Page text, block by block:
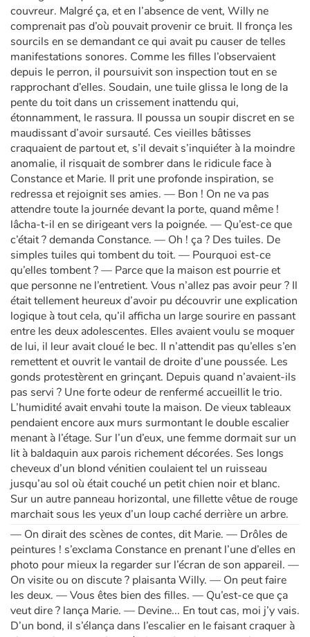
couvreur. Malgré ça, et en l’absence de vent, Willy ne
comprenait pas d’où pouvait provenir ce bruit. Il fronça les
sourcils en se demandant ce qui avait pu causer de telles
manifestations sonores. Comme les filles l’observaient
depuis le perron, il poursuivit son inspection tout en se
rapprochant d’elles. Soudain, une tuile glissa le long de la
pente du toit dans un crissement inattendu qui,
étonnamment, le rassura. Il poussa un soupir discret en se
maudissant d’avoir sursauté. Ces vieilles bâtisses
craquaient de partout et, s’il devait s’inquiéter à la moindre
anomalie, il risquait de sombrer dans le ridicule face à
Constance et Marie. Il prit une profonde inspiration, se
redressa et rejoignit ses amies. — Bon ! On ne va pas
attendre toute la journée devant la porte, quand même !
lâcha-t-il en se dirigeant vers la poignée. — Qu’est-ce que
c’était ? demanda Constance. — Oh ! ça ? Des tuiles. De
simples tuiles qui tombent du toit. — Pourquoi est-ce
qu’elles tombent ? — Parce que la maison est pourrie et
que personne ne l’entretient. Vous n’allez pas avoir peur ? Il
était tellement heureux d’avoir pu découvrir une explication
logique à tout cela, qu’il afficha un large sourire en passant
entre les deux adolescentes. Elles avaient voulu se moquer
de lui, il leur avait cloué le bec. Il n’attendit pas qu’elles s’en
remettent et ouvrit le vantail de droite d’une poussée. Les
gonds protestèrent en grinçant. Depuis quand n’avaient-ils
pas servi ? Une forte odeur de renfermé accueillit le trio.
L’humidité avait envahi toute la maison. De vieux tableaux
pendaient encore aux murs surmontant le double escalier
menant à l’étage. Sur l’un d’eux, une femme dormait sur un
lit à baldaquin aux parois richement décorées. Ses longs
cheveux d’un blond vénitien coulaient tel un ruisseau
jusqu’au sol où était couché un petit chien noir et blanc.
Sur un autre panneau horizontal, une fillette vêtue de rouge
marchait sous les yeux d’un loup caché derrière un arbre.
— On dirait des scènes de contes, dit Marie. — Drôles de
peintures ! s’exclama Constance en prenant l’une d’elles en
photo pour mieux la regarder sur l’écran de son appareil. —
On visite ou on discute ? plaisanta Willy. — On peut faire
les deux. — Vous êtes bien des filles. — Qu’est-ce que ça
veut dire ? lança Marie. — Devine... En tout cas, moi j’y vais.
D’un bond, il s’élança dans l’escalier en le faisant craquer à